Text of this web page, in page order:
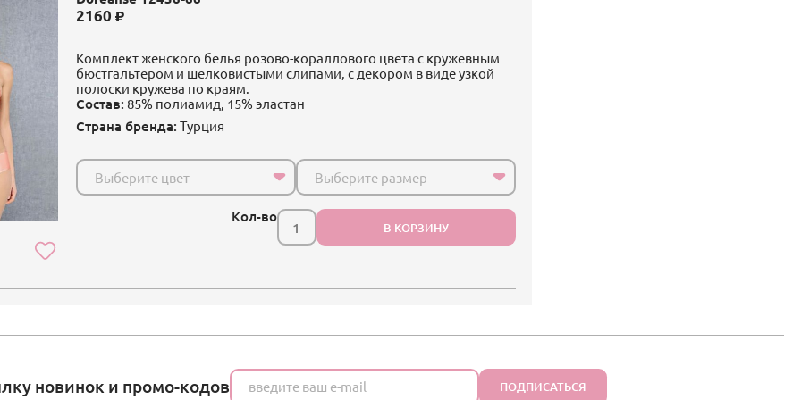
2160
Комплект женского белья розово-кораллового цвета с кружевным
бюстгальтером и шелковистыми слипами, с декором в виде узкой
полоски кружева по краям.
Состав: 85% полиамид, 15% эластан
Страна бренда: Турция
Выберите цвет Выберите размер
Кол-во
В КОРЗИНУ
новинок и промо-кодов ПОДПИСАТЬСЯ